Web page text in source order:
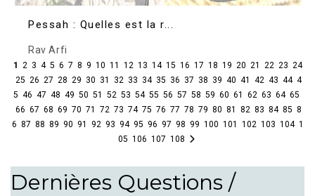
Pessah : Quelles est la r...
Rav Arfi
1 2 3 4 5 6 7 8 9 10 11 12 13 14 15 16 17 18 19 20 21 22 23 24
25 26 27 28 29 30 31 32 33 34 35 36 37 38 39 40 41 42 43 44 4
5 46 47 48 49 50 51 52 53 54 55 56 57 58 59 60 61 62 63 64 65
66 67 68 69 70 71 72 73 74 75 76 77 78 79 80 81 82 83 84 85 8
6 87 88 89 90 91 92 93 94 95 96 97 98 99 100 101 102 103 104 1
05 106 107 108
Dernières Questions /